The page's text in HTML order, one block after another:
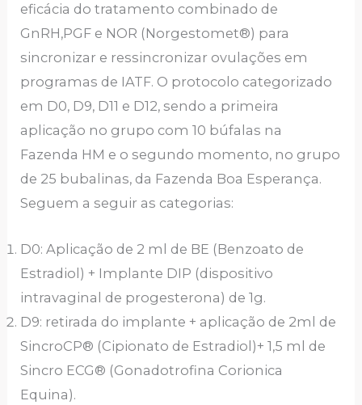
eficácia do tratamento combinado de
GnRH,PGF e NOR (Norgestomet®) para
sincronizar e ressincronizar ovulações em
programas de IATF. O protocolo categorizado
em D0, D9, D11 e D12, sendo a primeira
aplicação no grupo com 10 búfalas na
Fazenda HM e o segundo momento, no grupo
de 25 bubalinas, da Fazenda Boa Esperança.
Seguem a seguir as categorias:
D0: Aplicação de 2 ml de BE (Benzoato de
Estradiol) + Implante DIP (dispositivo
intravaginal de progesterona) de 1g.
D9: retirada do implante + aplicação de 2ml de
SincroCP® (Cipionato de Estradiol)+ 1,5 ml de
Sincro ECG® (Gonadotrofina Corionica
Equina).